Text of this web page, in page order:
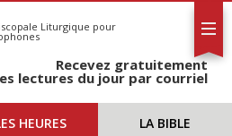
Liturgique pour
Recevez gratuitement
lectures du jour par courriel
HEURES LA BIBLE